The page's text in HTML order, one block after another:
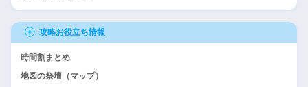
攻略お役立ち情報
時間割まとめ
地図の祭壇（マップ）